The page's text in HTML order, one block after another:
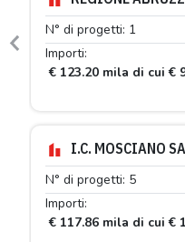
N° di progetti: 1
Importi:
€ 123.20 mila di cui €
I.C. MOSCIANO
N° di progetti: 5
Importi:
€ 117.86 mila di cui €
Previous